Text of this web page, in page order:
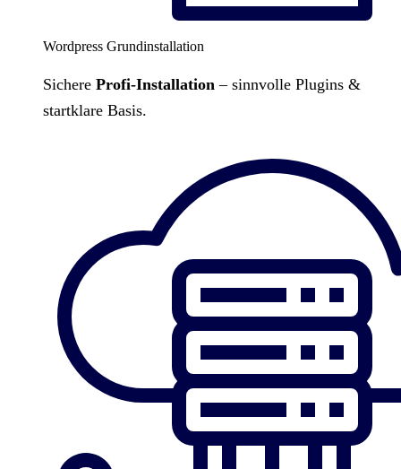
Wordpress Grundinstallation
Sichere Profi-Installation – sinnvolle Plugins &
startklare Basis.